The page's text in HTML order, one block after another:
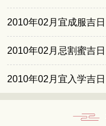
2010年02月宜成服吉日
2010年02月忌割蜜吉日
2010年02月宜入学吉日